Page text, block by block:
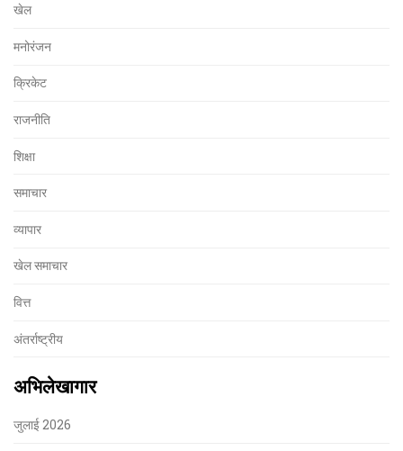
खेल
मनोरंजन
क्रिकेट
राजनीति
शिक्षा
समाचार
व्यापार
खेल समाचार
वित्त
अंतर्राष्ट्रीय
अभिलेखागार
जुलाई 2026